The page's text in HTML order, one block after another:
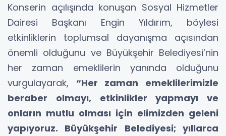
Konserin açılışında konuşan Sosyal Hizmetler
Dairesi Başkanı Engin Yıldırım, böylesi
etkinliklerin toplumsal dayanışma açısından
önemli olduğunu ve Büyükşehir Belediyesi’nin
her zaman emeklilerin yanında olduğunu
vurgulayarak, “Her zaman emeklilerimizle
beraber olmayı, etkinlikler yapmayı ve
onların mutlu olması için elimizden geleni
yapıyoruz. Büyükşehir Belediyesi; yıllarca